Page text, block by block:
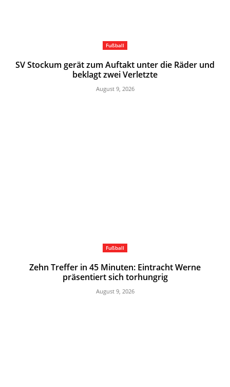
Fußball
SV Stockum gerät zum Auftakt unter die Räder und
beklagt zwei Verletzte
August 9, 2026
Fußball
Zehn Treffer in 45 Minuten: Eintracht Werne
präsentiert sich torhungrig
August 9, 2026